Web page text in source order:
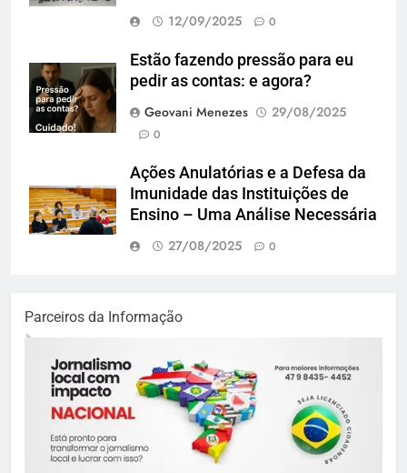
12/09/2025
0
Estão fazendo pressão para eu
pedir as contas: e agora?
Geovani Menezes
29/08/2025
0
Ações Anulatórias e a Defesa da
Imunidade das Instituições de
Ensino – Uma Análise Necessária
27/08/2025
0
Parceiros da Informação